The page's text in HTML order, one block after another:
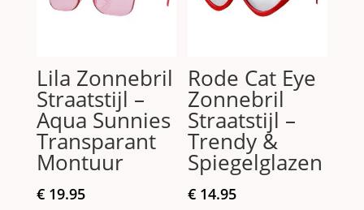
Lila Zonnebril
Straatstijl –
Aqua Sunnies
Transparant
Montuur
€19.95
Rode Cat Eye
Zonnebril
Straatstijl –
Trendy &
Spiegelglazen
€ 14.95